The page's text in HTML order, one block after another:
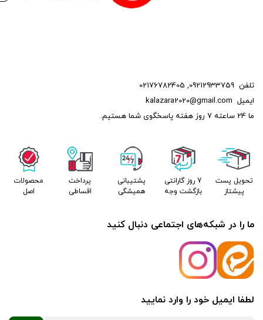
تلفن 09212933759
,
02176782405
ایمیل kalazara2020@gmail.com
ما 24 ساعته 7 روز هفته پاسخگوی شما هستیم.
تحویل پست
پیشتاز
7 روز گارانتی
بازگشت وجه
پشتیبانی
همیشگی
پرداخت
اقساطی
محصولات
اصل
ما را در شبکه‌های اجتماعی دنبال کنید
لطفا ایمیل خود را وارد نمایید